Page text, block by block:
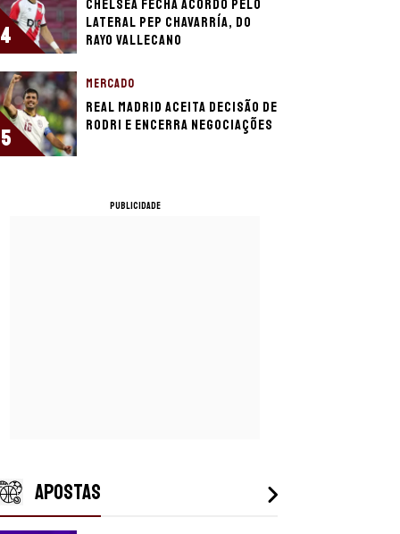
4
Chelsea fecha acordo pelo
lateral Pep Chavarría, do
Rayo Vallecano
5
MERCADO
Real Madrid aceita decisão de
Rodri e encerra negociações
PUBLICIDADE
APOSTAS